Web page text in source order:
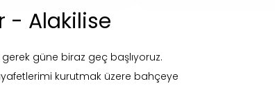
- Alakilise
güne biraz geç başlıyoruz.
kurutmak üzere bahçeye